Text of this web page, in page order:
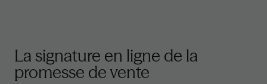
La signature en ligne de la
promesse de vente